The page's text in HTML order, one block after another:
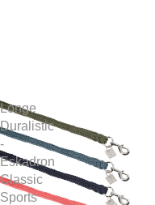
Longe
Duralistic
-
Eskadron
Classic
Sports